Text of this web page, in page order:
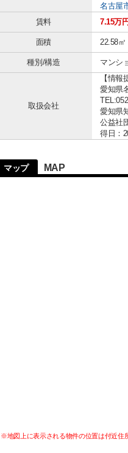
名古屋
賃料
7.15万
面積 22.58㎡
種別/構造 マンシ
取扱会社
【情
愛知県
愛知県
公益社
得日：
マップ MAP
※地図上に表示される物件の位置は付近住